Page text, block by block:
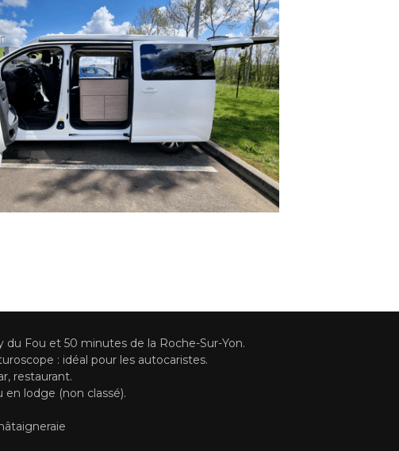
Fou et 50 minutes de la Roche-Sur-Yon.
: idéal pour les autocaristes.
restaurant.
lodge (non classé).